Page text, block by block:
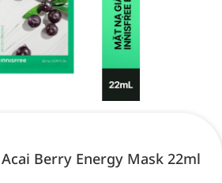
Berry Energy Mask 22ml